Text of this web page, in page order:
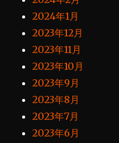
2024年1月
2023年12月
2023年11月
2023年10月
2023年9月
2023年8月
2023年7月
2023年6月